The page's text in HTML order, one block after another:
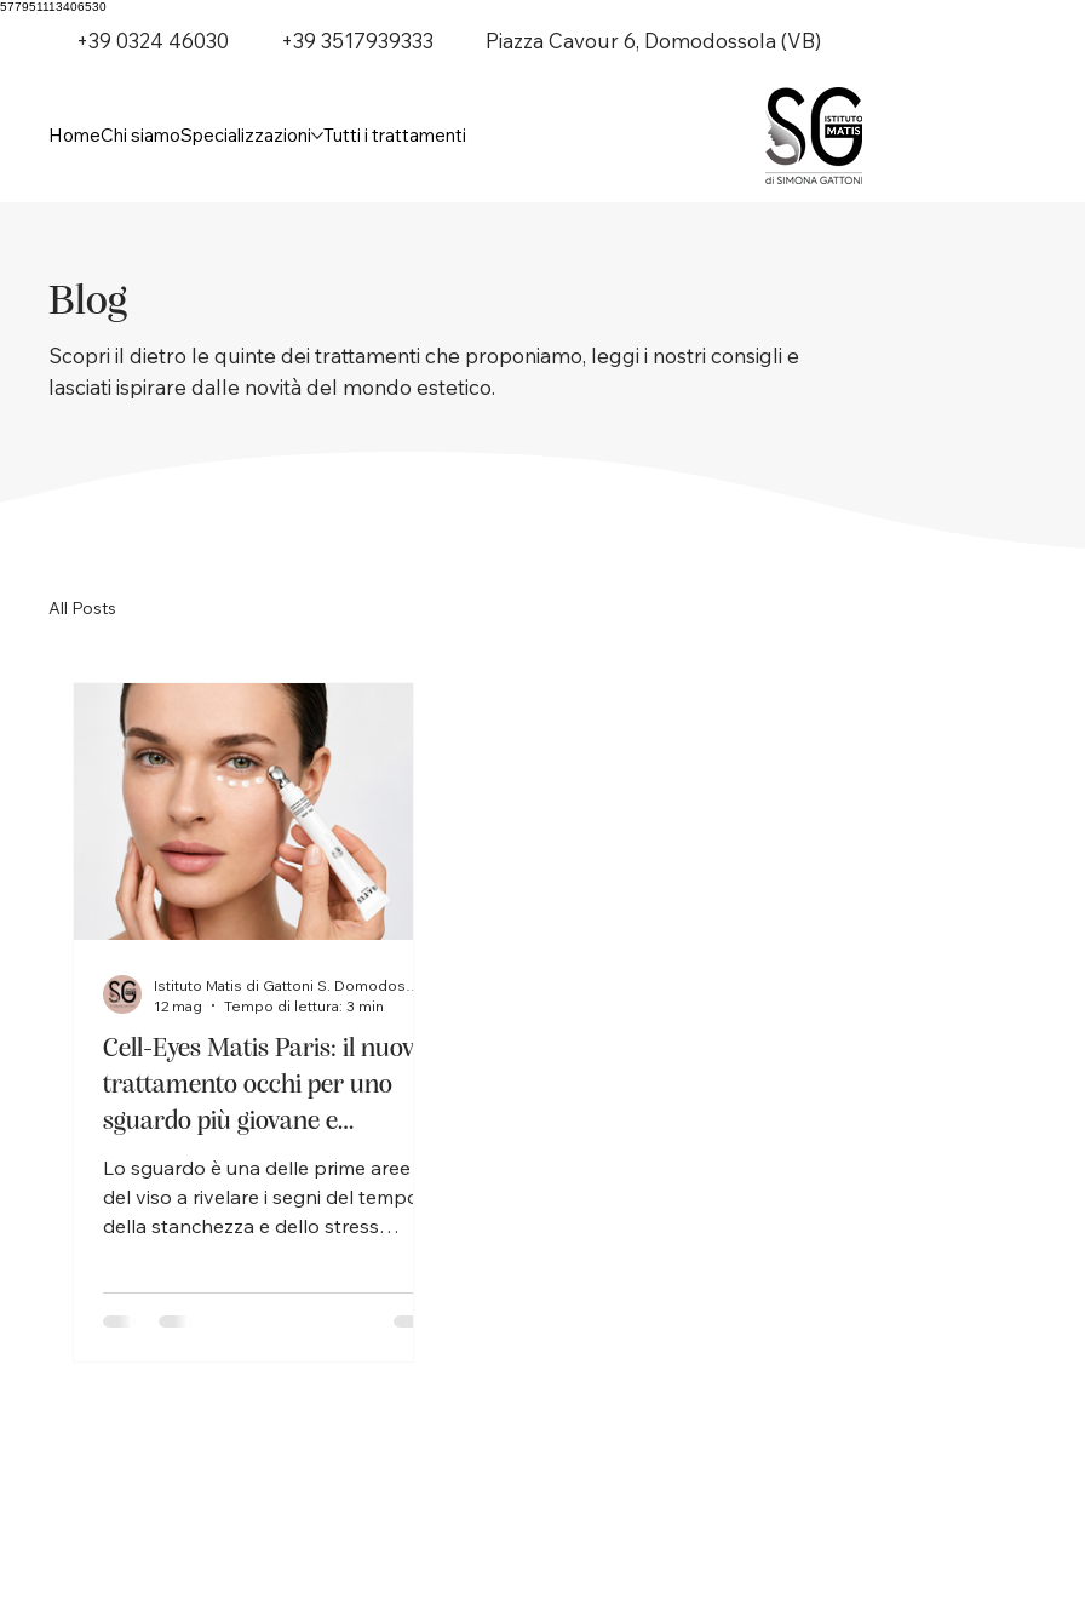
577951113406530
+39 0324 46030 +39 3517939333 Piazza Cavour 6, Domodossola (VB)
HomeChi siamoSpecializzazioni Tutti i trattamenti
Blog
Scopri il dietro le quinte dei trattamenti che proponiamo, leggi i nostri consigli e
lasciati ispirare dalle novità del mondo estetico.
All Posts
Cell-Eyes Matis Paris: il nuovo
trattamento occhi per uno
sguardo più giovane e
luminoso
Lo sguardo è una delle prime aree
del viso a rivelare i segni del tempo,
della stanchezza e dello stress
richiede prodotti specifici, mirati e
12 mag
Tempo di lettura: 3 min